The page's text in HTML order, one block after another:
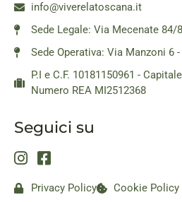
info@viverelatoscana.it
Sede Legale: Via Mecenate 84/
Sede Operativa: Via Manzoni 6
P.I e C.F. 10181150961 -
Numero REA MI2512368
Seguici su
Privacy Policy Cookie Policy